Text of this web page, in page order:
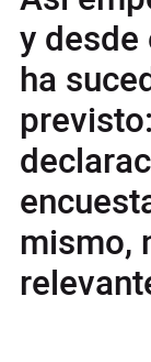
y
ha
mismo,